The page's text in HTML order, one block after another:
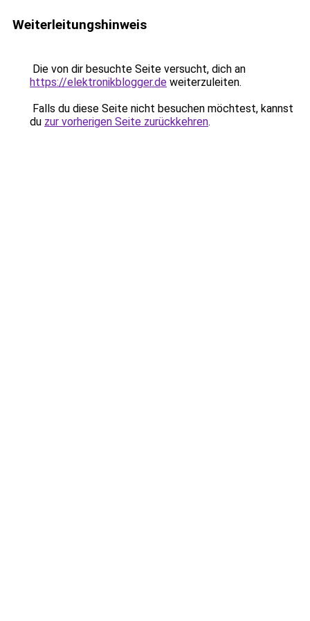
Weiterleitungshinweis
Die von dir besuchte Seite versucht, dich an
https://elektronikblogger.de weiterzuleiten.
Falls du diese Seite nicht besuchen möchtest, kannst
du zur vorherigen Seite zurückkehren.